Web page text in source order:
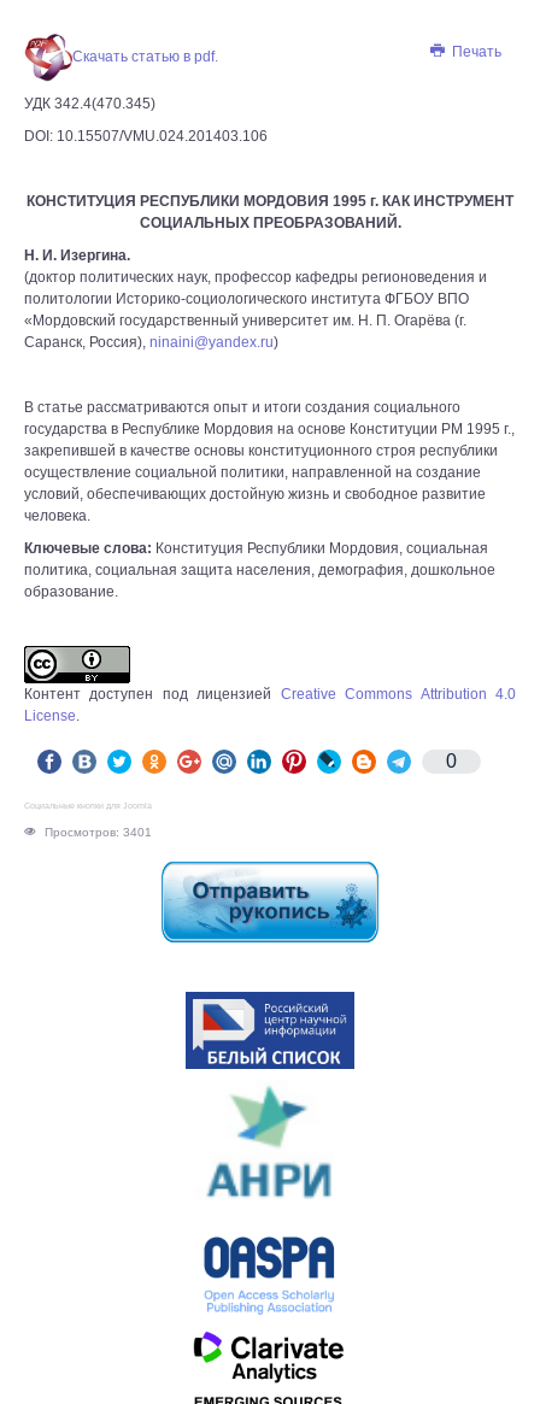
Печать
Скачать статью в pdf.
УДК 342.4(470.345)
DOI: 10.15507/VMU.024.201403.106
КОНСТИТУЦИЯ РЕСПУБЛИКИ МОРДОВИЯ 1995 г. КАК ИНСТРУМЕНТ
СОЦИАЛЬНЫХ ПРЕОБРАЗОВАНИЙ.
Н. И. Изергина.
(доктор политических наук, профессор кафедры регионоведения и
политологии Историко-социологического института ФГБОУ ВПО
«Мордовский государственный университет им. Н. П. Огарёва (г.
Саранск, Россия), ninaini@yandex.ru)
В статье рассматриваются опыт и итоги создания социального
государства в Республике Мордовия на основе Конституции РМ 1995 г.,
закрепившей в качестве основы конституционного строя республики
осуществление социальной политики, направленной на создание
условий, обеспечивающих достойную жизнь и свободное развитие
человека.
Ключевые слова: Конституция Республики Мордовия, социальная
политика, социальная защита населения, демография, дошкольное
образование.
Контент доступен под лицензией Creative Commons Attribution 4.0
License.
0
Социальные кнопки для Joomla
Просмотров: 3401